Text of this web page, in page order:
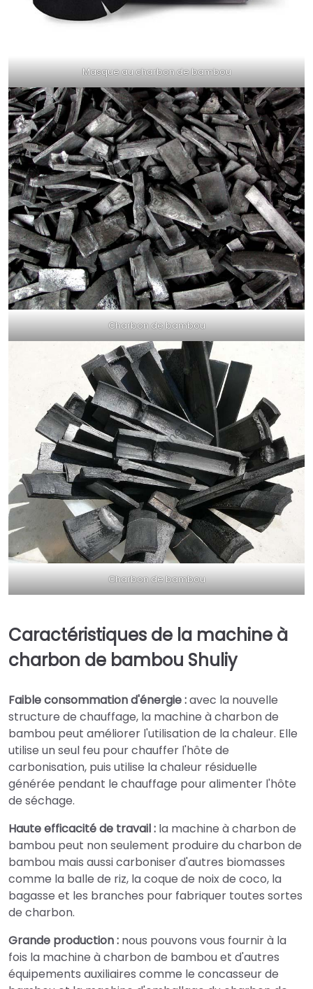
Masque au charbon de bambou
Charbon de bambou
Charbon de bambou
Caractéristiques de la machine à
charbon de bambou Shuliy
Faible consommation d'énergie :avec la nouvelle
structure de chauffage, la machine à charbon de
bambou peut améliorer l'utilisation de la chaleur. Elle
utilise un seul feu pour chauffer l'hôte de
carbonisation, puis utilise la chaleur résiduelle
générée pendant le chauffage pour alimenter l'hôte
de séchage.
Haute efficacité de travail : la machine à charbon de
bambou peut non seulement produire du charbon de
bambou mais aussi carboniser d'autres biomasses
comme la balle de riz, la coque de noix de coco, la
bagasse et les branches pour fabriquer toutes sortes
de charbon.
Grande production : nous pouvons vous fournir à la
fois la machine à charbon de bambou et d'autres
équipements auxiliaires comme le concasseur de